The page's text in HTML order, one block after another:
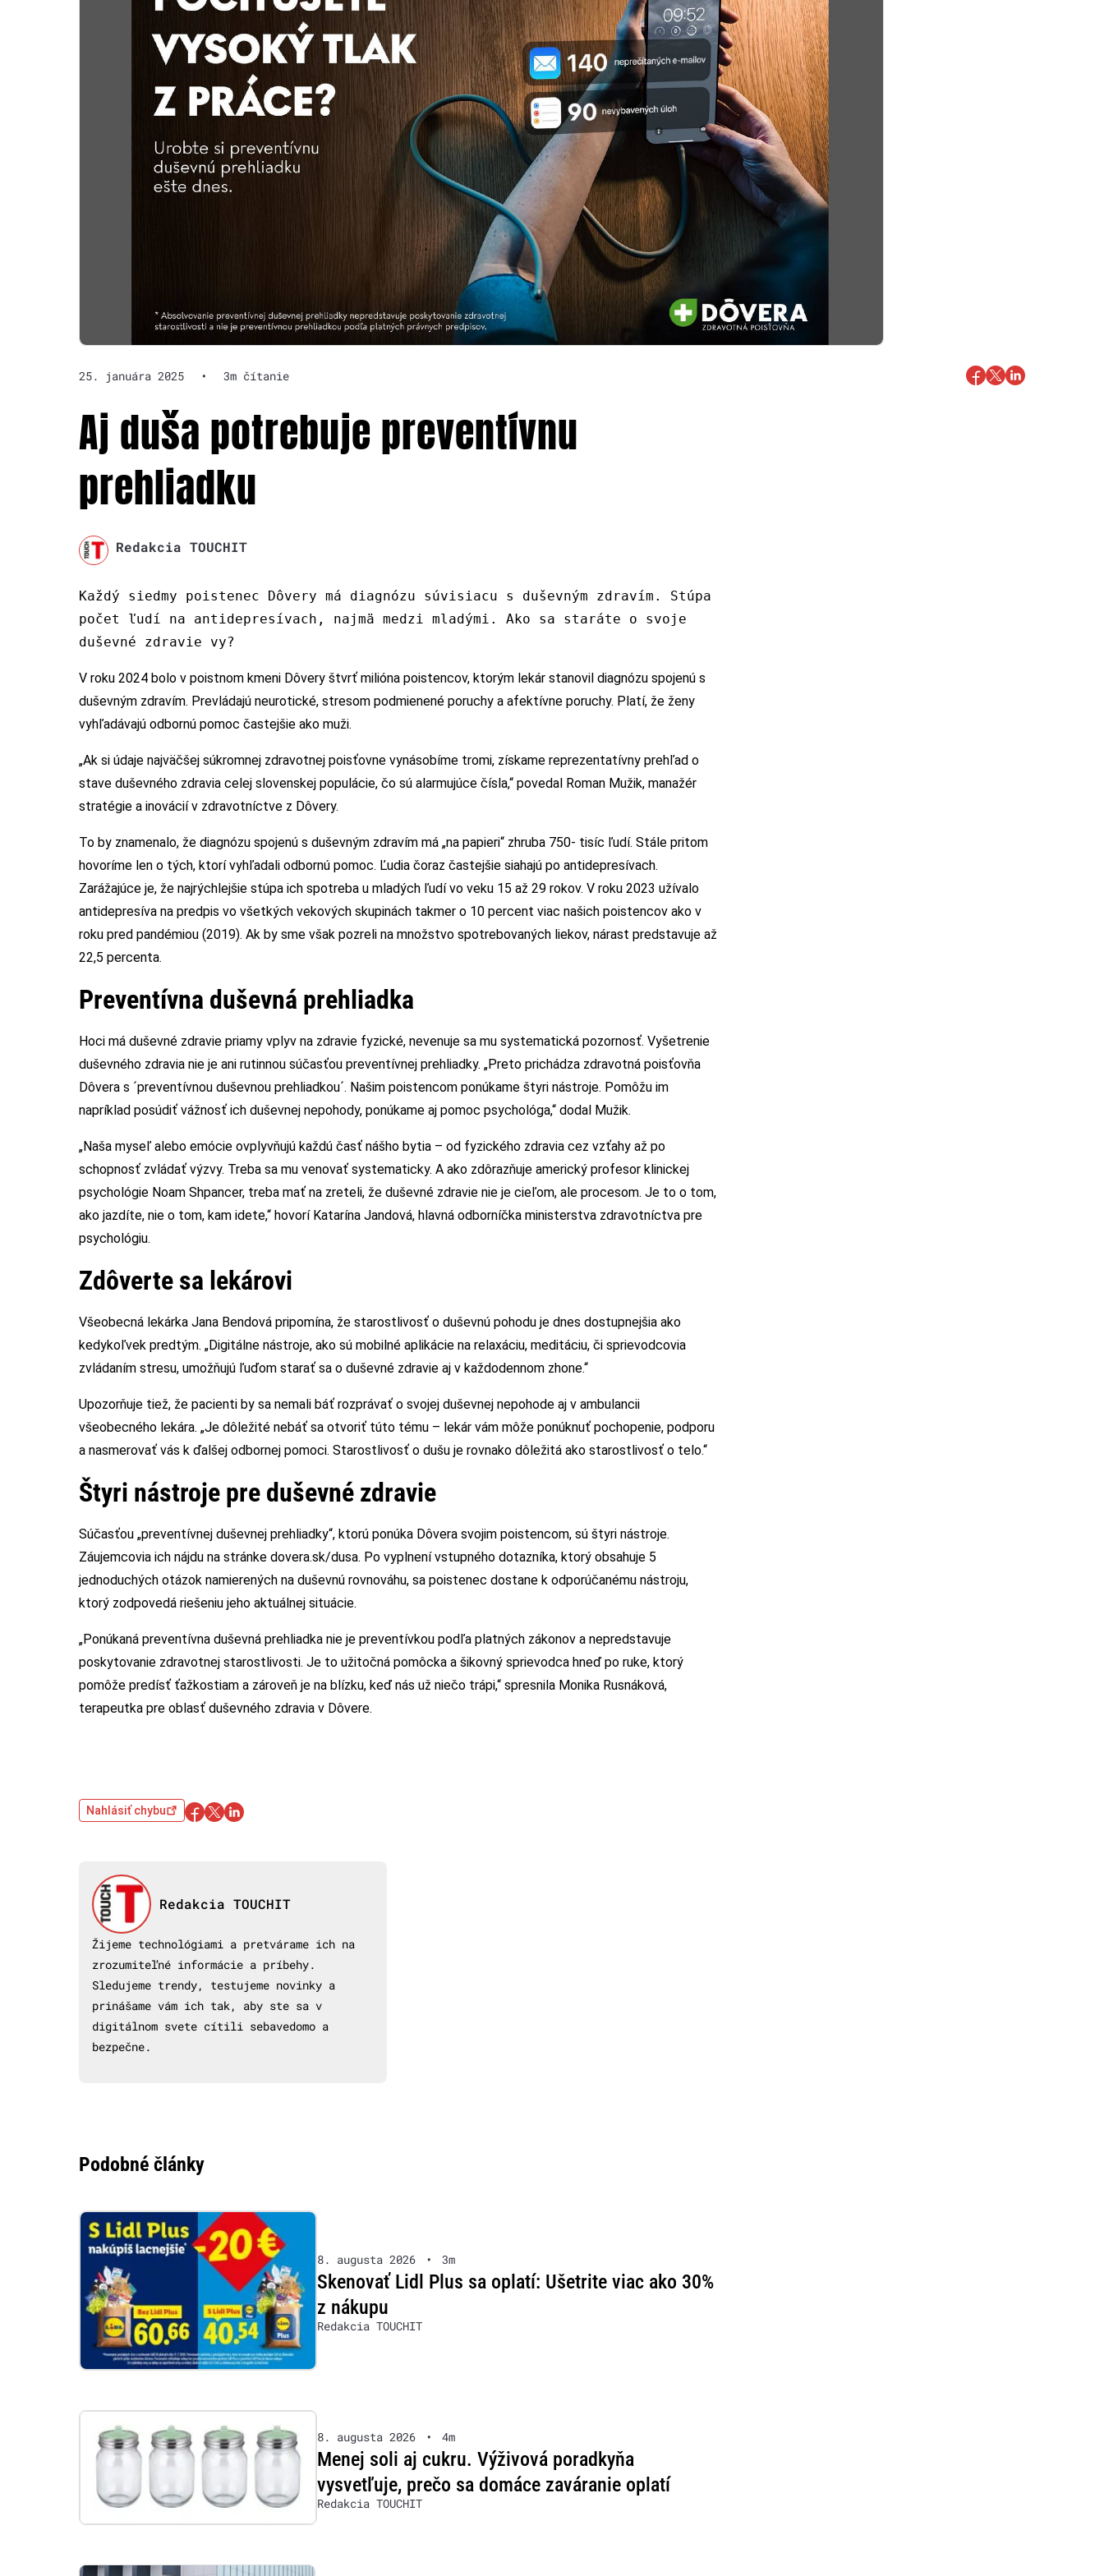
25. januára 2025 • 3m čítanie
Aj duša potrebuje preventívnu
prehliadku
Redakcia TOUCHIT
Každý siedmy poistenec Dôvery má diagnózu súvisiacu s duševným zdravím. Stúpa
počet ľudí na antidepresívach, najmä medzi mladými. Ako sa staráte o svoje
duševné zdravie vy?
V roku 2024 bolo v poistnom kmeni Dôvery štvrť milióna poistencov, ktorým lekár stanovil diagnózu spojenú s
duševným zdravím. Prevládajú neurotické, stresom podmienené poruchy a afektívne poruchy. Platí, že ženy
vyhľadávajú odbornú pomoc častejšie ako muži.
„Ak si údaje najväčšej súkromnej zdravotnej poisťovne vynásobíme tromi, získame reprezentatívny prehľad o
stave duševného zdravia celej slovenskej populácie, čo sú alarmujúce čísla,“ povedal Roman Mužik, manažér
stratégie a inovácií v zdravotníctve z Dôvery.
To by znamenalo, že diagnózu spojenú s duševným zdravím má „na papieri“ zhruba 750- tisíc ľudí. Stále pritom
hovoríme len o tých, ktorí vyhľadali odbornú pomoc. Ľudia čoraz častejšie siahajú po antidepresívach.
Zarážajúce je, že najrýchlejšie stúpa ich spotreba u mladých ľudí vo veku 15 až 29 rokov. V roku 2023 užívalo
antidepresíva na predpis vo všetkých vekových skupinách takmer o 10 percent viac našich poistencov ako v
roku pred pandémiou (2019). Ak by sme však pozreli na množstvo spotrebovaných liekov, nárast predstavuje až
22,5 percenta.
Preventívna duševná prehliadka
Hoci má duševné zdravie priamy vplyv na zdravie fyzické, nevenuje sa mu systematická pozornosť. Vyšetrenie
duševného zdravia nie je ani rutinnou súčasťou preventívnej prehliadky. „Preto prichádza zdravotná poisťovňa
Dôvera s ´preventívnou duševnou prehliadkou´. Našim poistencom ponúkame štyri nástroje. Pomôžu im
napríklad posúdiť vážnosť ich duševnej nepohody, ponúkame aj pomoc psychológa,“ dodal Mužik.
„Naša myseľ alebo emócie ovplyvňujú každú časť nášho bytia – od fyzického zdravia cez vzťahy až po
schopnosť zvládať výzvy. Treba sa mu venovať systematicky. A ako zdôrazňuje americký profesor klinickej
psychológie Noam Shpancer, treba mať na zreteli, že duševné zdravie nie je cieľom, ale procesom. Je to o tom,
ako jazdíte, nie o tom, kam idete,“ hovorí Katarína Jandová, hlavná odborníčka ministerstva zdravotníctva pre
psychológiu.
Zdôverte sa lekárovi
Všeobecná lekárka Jana Bendová pripomína, že starostlivosť o duševnú pohodu je dnes dostupnejšia ako
kedykoľvek predtým. „Digitálne nástroje, ako sú mobilné aplikácie na relaxáciu, meditáciu, či sprievodcovia
zvládaním stresu, umožňujú ľuďom starať sa o duševné zdravie aj v každodennom zhone.“
Upozorňuje tiež, že pacienti by sa nemali báť rozprávať o svojej duševnej nepohode aj v ambulancii
všeobecného lekára. „Je dôležité nebáť sa otvoriť túto tému – lekár vám môže ponúknuť pochopenie, podporu
a nasmerovať vás k ďalšej odbornej pomoci. Starostlivosť o dušu je rovnako dôležitá ako starostlivosť o telo.“
Štyri nástroje pre duševné zdravie
Súčasťou „preventívnej duševnej prehliadky“, ktorú ponúka Dôvera svojim poistencom, sú štyri nástroje.
Záujemcovia ich nájdu na stránke dovera.sk/dusa. Po vyplnení vstupného dotazníka, ktorý obsahuje 5
jednoduchých otázok namierených na duševnú rovnováhu, sa poistenec dostane k odporúčanému nástroju,
ktorý zodpovedá riešeniu jeho aktuálnej situácie.
„Ponúkaná preventívna duševná prehliadka nie je preventívkou podľa platných zákonov a nepredstavuje
poskytovanie zdravotnej starostlivosti. Je to užitočná pomôcka a šikovný sprievodca hneď po ruke, ktorý
pomôže predísť ťažkostiam a zároveň je na blízku, keď nás už niečo trápi,“ spresnila Monika Rusnáková,
terapeutka pre oblasť duševného zdravia v Dôvere.
Nahlásiť chybu
Redakcia TOUCHIT
Žijeme technológiami a pretvárame ich na
zrozumiteľné informácie a príbehy.
Sledujeme trendy, testujeme novinky a
prinášame vám ich tak, aby ste sa v
digitálnom svete cítili sebavedomo a
bezpečne.
Podobné články
8. augusta 2026 • 3m
Skenovať Lidl Plus sa oplatí: Ušetrite viac ako 30%
z nákupu
Redakcia TOUCHIT
8. augusta 2026 • 4m
Menej soli aj cukru. Výživová poradkyňa
vysvetľuje, prečo sa domáce zaváranie oplatí
Redakcia TOUCHIT